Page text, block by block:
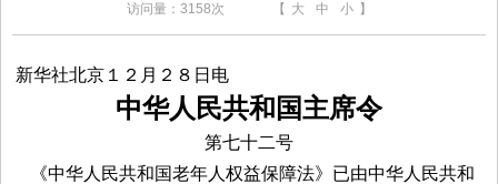
访问量： 3158次 【 大 中 小 】
新华社北京１２月２８日电
中华人民共和国主席令
第七十二号
《中华人民共和国老年人权益保障法》已由中华人民共和